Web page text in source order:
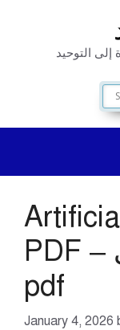
PDF – الذكاء الاصطناعي
pdf
January 4, 2026